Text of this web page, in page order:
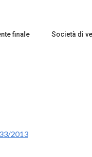
finale Società di
2013